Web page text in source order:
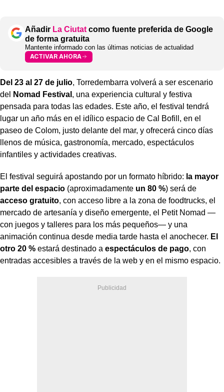
Añadir La Ciutat como fuente preferida de Google
de forma gratuita
Mantente informado con las últimas noticias de actualidad
ACTIVAR AHORA
Del 23 al 27 de julio, Torredembarra volverá a ser escenario
del
Nomad Festival , una experiencia cultural y festiva
pensada para todas las edades. Este año, el festival tendrá
lugar un año más en el idílico espacio de Cal Bofill, en el
paseo de Colom, justo delante del mar, y ofrecerá cinco días
llenos de música, gastronomía, mercado, espectáculos
infantiles y actividades creativas.
El festival seguirá apostando por un formato híbrido: la mayor
parte del espacio (aproximadamente un 80 %) será de
acceso gratuito, con acceso libre a la zona de foodtrucks, el
mercado de artesanía y diseño emergente, el Petit Nomad —
con juegos y talleres para los más pequeños— y una
animación continua desde media tarde hasta el anochecer. El
otro 20 % estará destinado a espectáculos de pago, con
entradas accesibles a través de la web y en el mismo espacio.